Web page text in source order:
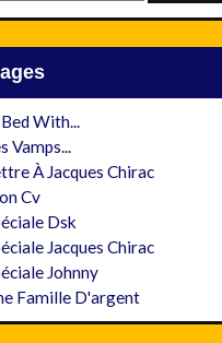
Pages
With...
Vamps...
À Jacques Chirac
Cv
Dsk
Jacques Chirac
Johnny
Famille D'argent